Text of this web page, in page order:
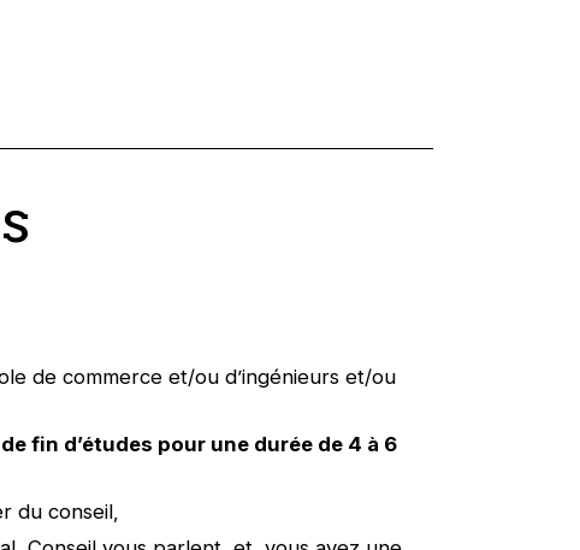
de commerce et/ou d’ingénieurs et/ou
fin d’études pour une durée de 4 à 6
du conseil,